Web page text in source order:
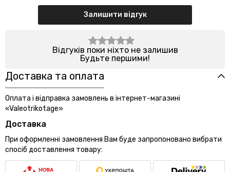
Залишити відгук
Відгуків поки ніхто не залишив
Будьте першими!
Доставка та оплата
Оплата і відправка замовлень в інтернет-магазині
«Valeotrikotage»
Доставка
При оформленні замовлення Вам буде запропоновано вибрати
спосіб доставлення товару: